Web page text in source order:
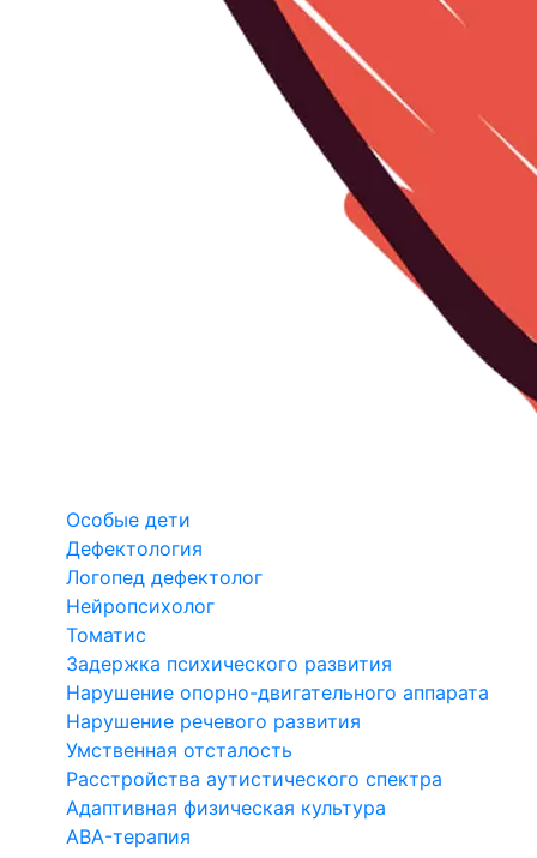
Особые дети
Дефектология
Логопед дефектолог
Нейропсихолог
Томатис
Задержка психического развития
Нарушение опорно-двигательного аппарата
Нарушение речевого развития
Умственная отсталость
Расстройства аутистического спектра
Адаптивная физическая культура
ABA-терапия